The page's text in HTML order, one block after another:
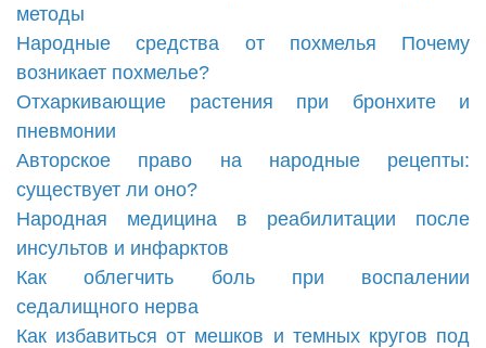
методы
Народные средства от похмелья Почему
возникает похмелье?
Отхаркивающие растения при бронхите и
пневмонии
Авторское право на народные рецепты:
существует ли оно?
Народная медицина в реабилитации после
инсультов и инфарктов
Как облегчить боль при воспалении
седалищного нерва
Как избавиться от мешков и темных кругов под